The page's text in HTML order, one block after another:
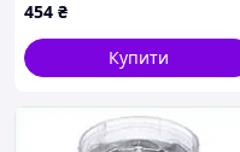
454 ₴
Купити